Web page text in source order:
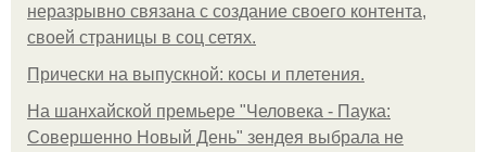
неразрывно связана с создание своего контента,
своей страницы в соц сетях.
Прически на выпускной: косы и плетения.
На шанхайской премьере "Человека - Паука:
Совершенно Новый День" зендея выбрала не